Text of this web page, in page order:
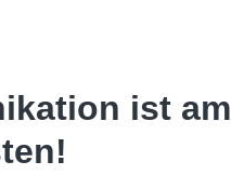
ist am